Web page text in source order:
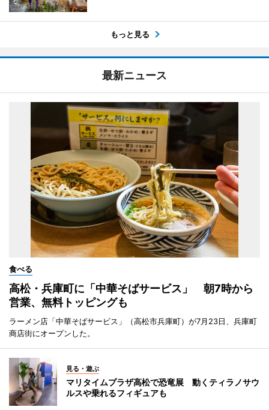
もっと見る
最新ニュース
食べる
高松・兵庫町に「中華そばサービス」 朝7時から
営業、無料トッピングも
ラーメン店「中華そばサービス」（高松市兵庫町）が7月23日、兵庫町
商店街にオープンした。
見る・遊ぶ
マリタイムプラザ高松で恐竜展 動くティラノサウ
ルスや乗れるフィギュアも